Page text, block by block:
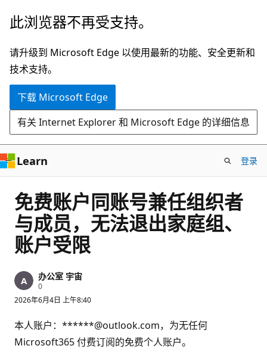
跳
主
要
内
此浏览器不再受支持。
请升级到 Microsoft Edge 以使用最新的功能、安全更新和
技术支持。
下载 Microsoft Edge
有关 Internet Explorer 和 Microsoft Edge 的详细信息
Learn 登录
免费账户同账号兼任组织者
与成员，无法退出家庭组、
账户受限
办公室 宇宙
0信
誉
分
2026年6月4日 上午8:40
本人账户：******@outlook.com，为无任何
Microsoft365 付费订阅的免费个人账户。